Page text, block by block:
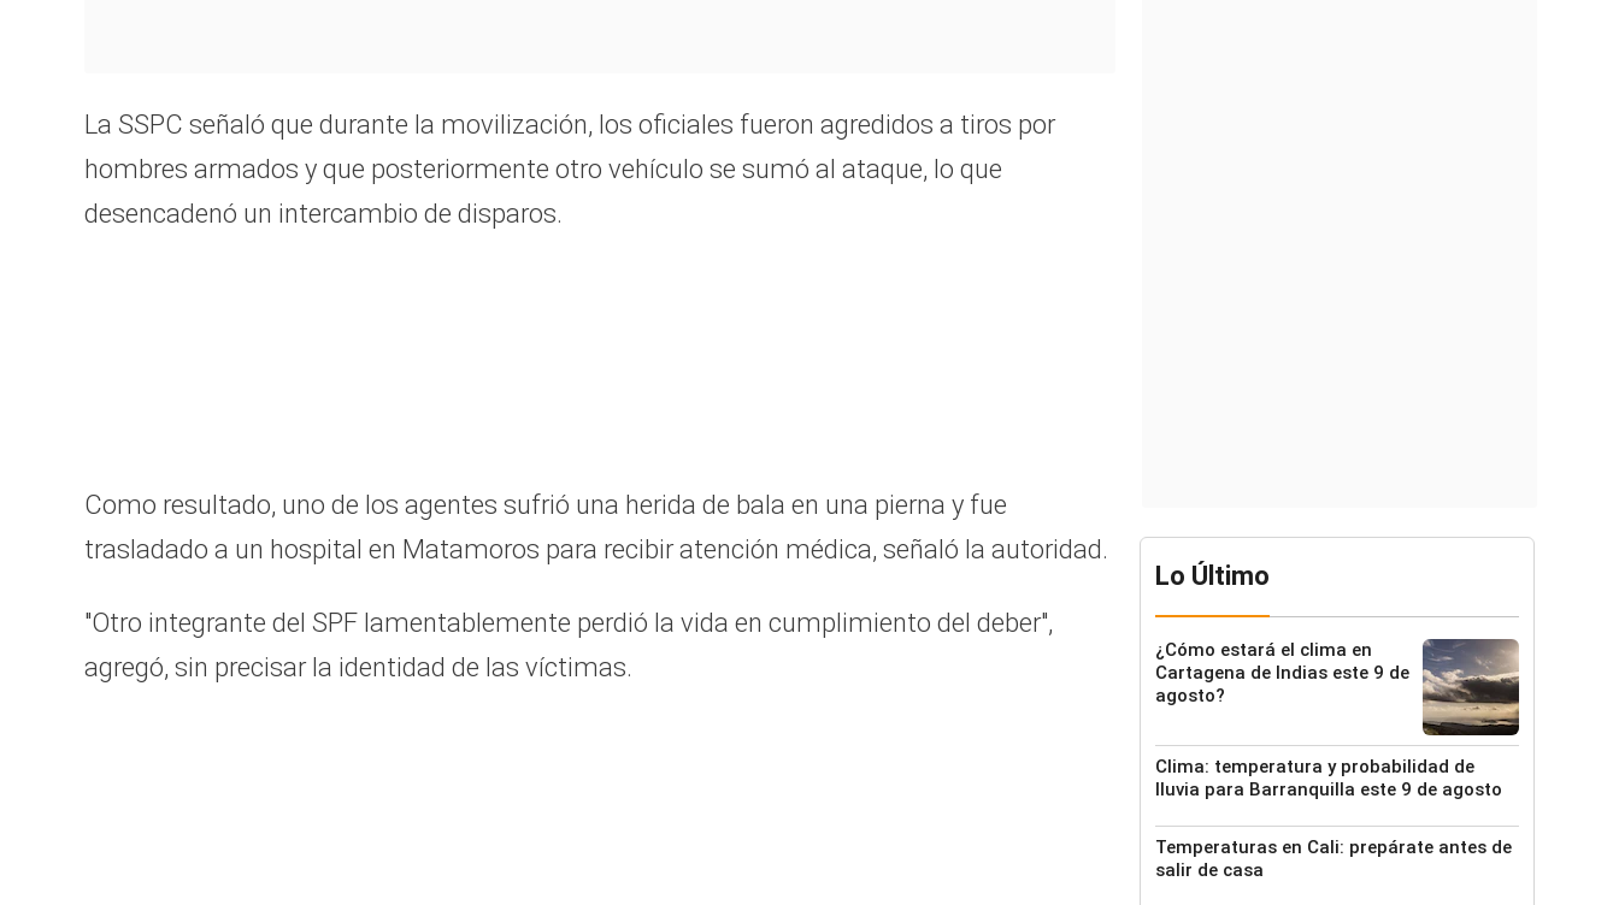
La SSPC señaló que durante la movilización, los oficiales fueron agredidos a tiros por
hombres armados y que posteriormente otro vehículo se sumó al ataque, lo que
desencadenó un intercambio de disparos.
Como resultado, uno de los agentes sufrió una herida de bala en una pierna y fue
trasladado a un hospital en Matamoros para recibir atención médica, señaló la autoridad.
"Otro integrante del SPF lamentablemente perdió la vida en cumplimiento del deber",
agregó, sin precisar la identidad de las víctimas.
Lo Último
¿Cómo estará el clima en
Cartagena de Indias este 9 de
agosto?
Clima: temperatura y probabilidad de
lluvia para Barranquilla este 9 de agosto
Temperaturas en Cali: prepárate antes de
salir de casa